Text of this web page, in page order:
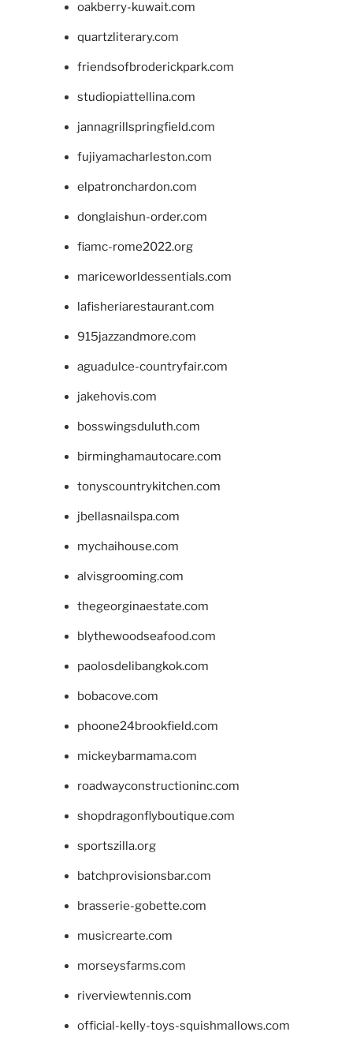
oakberry-kuwait.com
quartzliterary.com
friendsofbroderickpark.com
studiopiattellina.com
jannagrillspringfield.com
fujiyamacharleston.com
elpatronchardon.com
donglaishun-order.com
fiamc-rome2022.org
mariceworldessentials.com
lafisheriarestaurant.com
915jazzandmore.com
aguadulce-countryfair.com
jakehovis.com
bosswingsduluth.com
birminghamautocare.com
tonyscountrykitchen.com
jbellasnailspa.com
mychaihouse.com
alvisgrooming.com
thegeorginaestate.com
blythewoodseafood.com
paolosdelibangkok.com
bobacove.com
phoone24brookfield.com
mickeybarmama.com
roadwayconstructioninc.com
shopdragonflyboutique.com
sportszilla.org
batchprovisionsbar.com
brasserie-gobette.com
musicrearte.com
morseysfarms.com
riverviewtennis.com
official-kelly-toys-squishmallows.com